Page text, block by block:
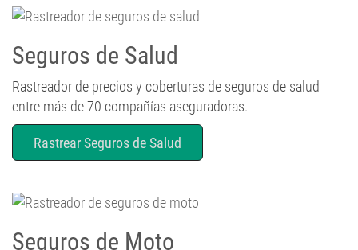
Seguros de Salud
Rastreador de precios y coberturas de seguros de salud
entre más de 70 compañías aseguradoras.
Rastrear Seguros de Salud
Seguros de Moto